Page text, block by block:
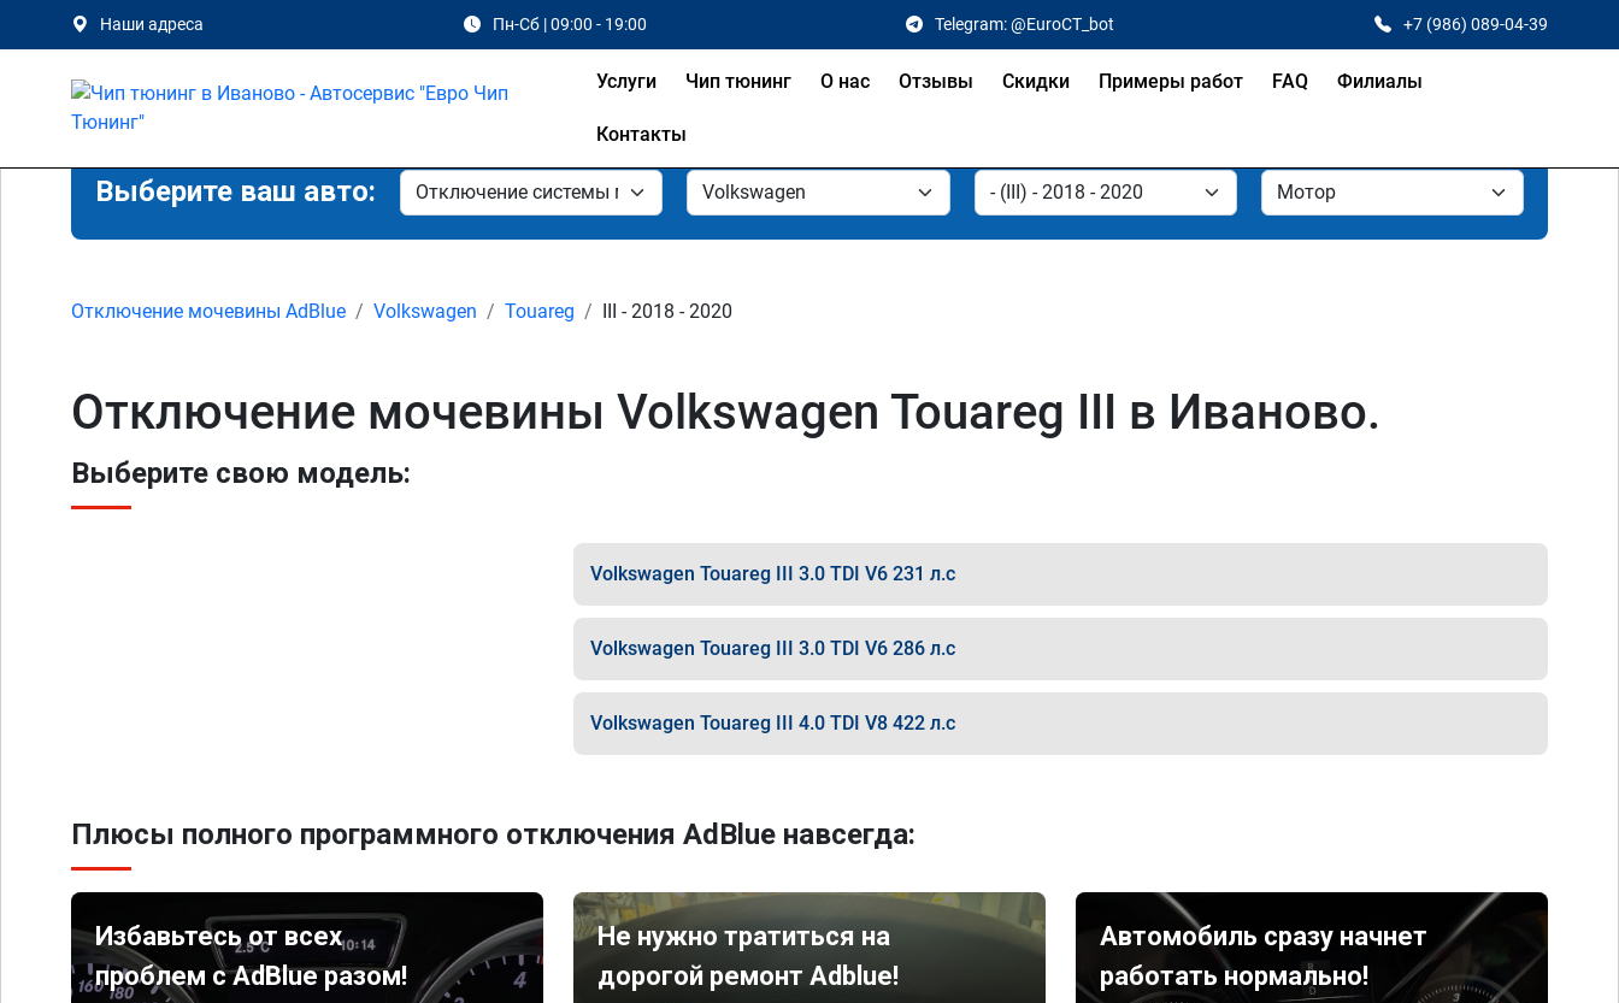
Наши адреса Пн-Сб | 09:00 - 19:00 Telegram: @EuroCT_bot +7 (986) 089-04-39
Услуги Чип тюнинг О нас Отзывы Скидки Примеры работ FAQ Филиалы
Контакты
Выберите ваш авто:
Отключение мочевины AdBlue Volkswagen Touareg III - 2018 - 2020
Отключение мочевины Volkswagen Touareg III в Иваново.
Выберите свою модель:
Volkswagen Touareg III 3.0 TDI V6 231 л.с
Volkswagen Touareg III 3.0 TDI V6 286 л.с
Volkswagen Touareg III 4.0 TDI V8 422 л.с
Плюсы полного программного отключения AdBlue навсегда:
Избавьтесь от всех
проблем с AdBlue разом!
Не нужно тратиться на
дорогой ремонт Adblue!
Автомобиль сразу начнет
работать нормально!